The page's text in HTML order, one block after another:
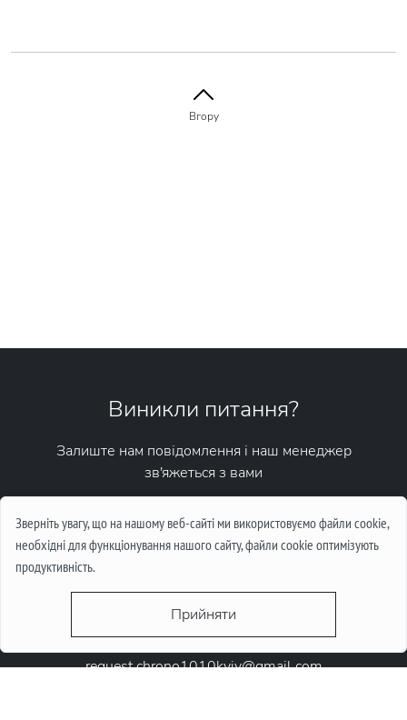
Зверніть увагу, що на нашому веб-сайті ми використовуємо файли cookie,
необхідні для функціонування нашого сайту, файли cookie оптимізують
продуктивність.
Прийняти
Вгору
request.chrono1010kyiv@gmail.com
Виникли питання?
Залиште нам повідомлення і наш менеджер
зв'яжеться з вами
Написати повідомлення